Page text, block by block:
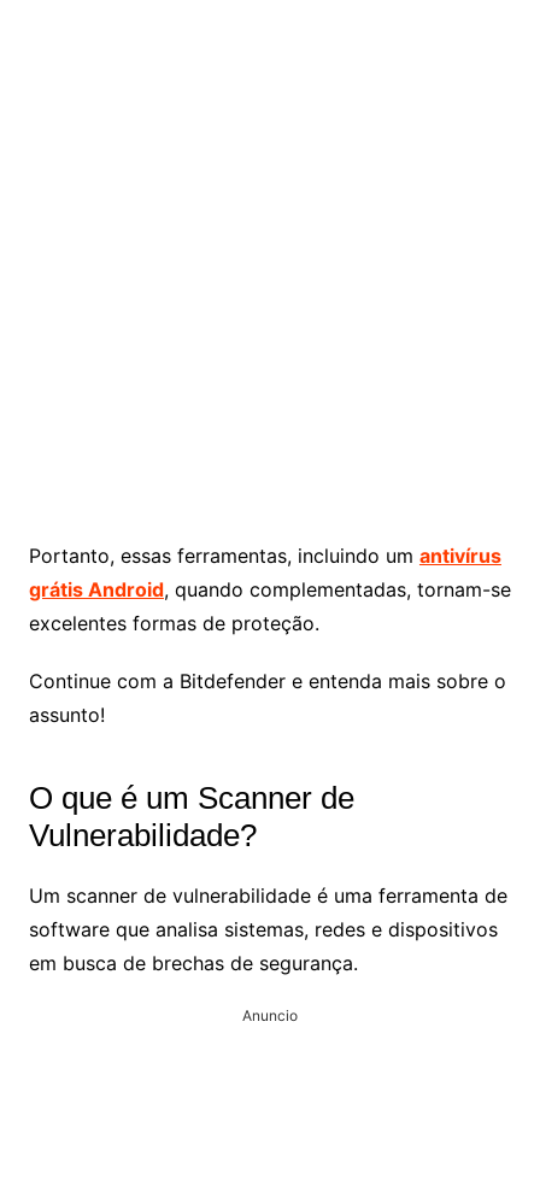
Portanto, essas ferramentas, incluindo um antivírus
grátis Android, quando complementadas, tornam-se
excelentes formas de proteção.
Continue com a Bitdefender e entenda mais sobre o
assunto!
O que é um Scanner de
Vulnerabilidade?
Um scanner de vulnerabilidade é uma ferramenta de
software que analisa sistemas, redes e dispositivos
em busca de brechas de segurança.
Anuncio